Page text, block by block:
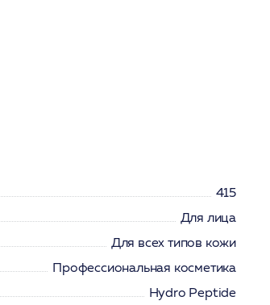
415
Для лица
Для всех типов кожи
Профессиональная косметика
Hydro Peptide